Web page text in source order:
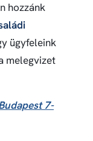
hozzánk
ügyfeleink
melegvizet
7-